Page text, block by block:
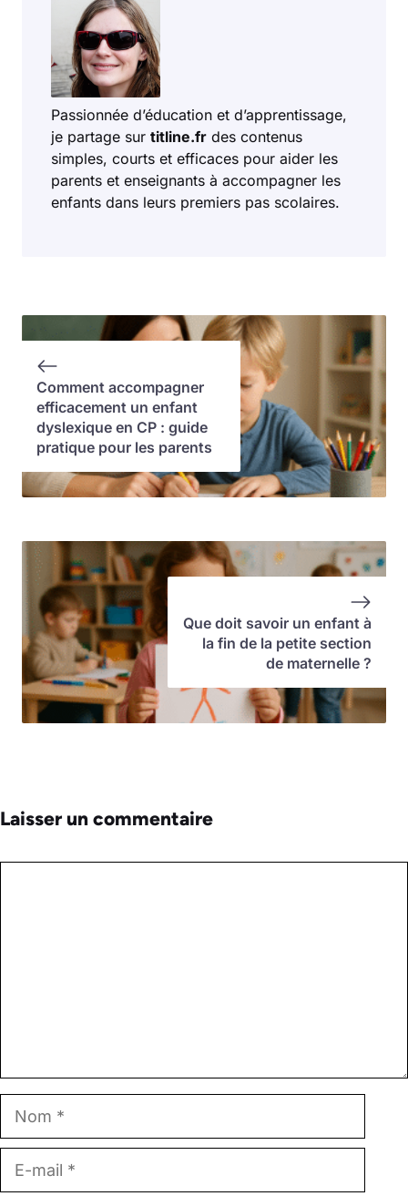
Passionnée d’éducation et d’apprentissage,
je partage sur titline.fr des contenus
simples, courts et efficaces pour aider les
parents et enseignants à accompagner les
enfants dans leurs premiers pas scolaires.
Comment accompagner
efficacement un enfant
dyslexique en CP : guide
pratique pour les parents
Que doit savoir un enfant à
la fin de la petite section
de maternelle ?
Laisser un commentaire
Nom
E-